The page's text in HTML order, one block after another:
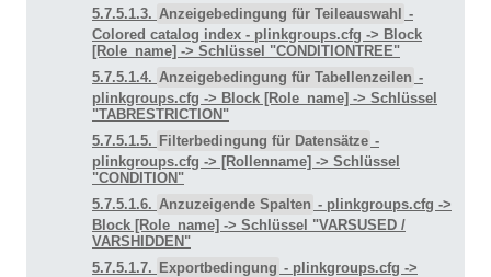
5.7.5.1.3. Anzeigebedingung für Teileauswahl
-
Colored catalog index - plinkgroups.cfg -> Block
[Role_name] -> Schlüssel "CONDITIONTREE"
5.7.5.1.4. Anzeigebedingung für Tabellenzeilen -
plinkgroups.cfg -> Block [Role_name] -> Schlüssel
"TABRESTRICTION"
5.7.5.1.5. Filterbedingung für Datensätze -
plinkgroups.cfg -> [Rollenname] -> Schlüssel
"CONDITION"
5.7.5.1.6. Anzuzeigende Spalten - plinkgroups.cfg ->
Block [Role_name] -> Schlüssel "VARSUSED /
VARSHIDDEN"
5.7.5.1.7. Exportbedingung - plinkgroups.cfg ->